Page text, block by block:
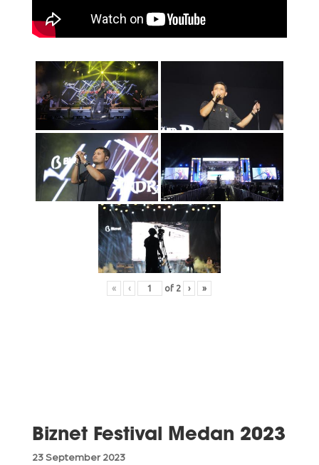
« ‹ of 2 › »
Biznet Festival Medan 2023
23 September 2023